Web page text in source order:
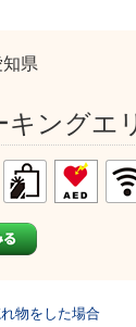
県
キングエ
物をした場合